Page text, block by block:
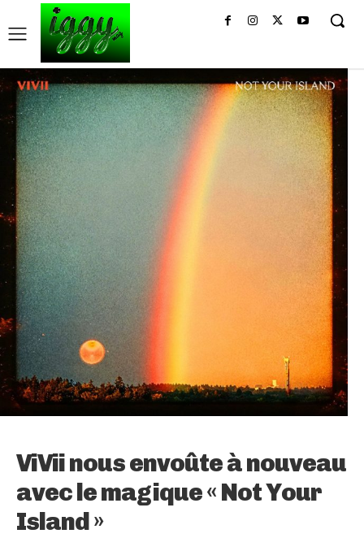
ViVii nous envoûte à nouveau
avec le magique « Not Your
Island »